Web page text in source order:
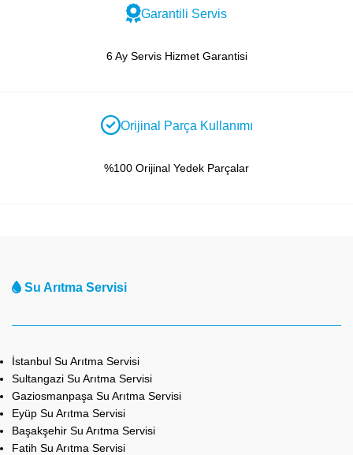
Garantili Servis
6 Ay Servis Hizmet Garantisi
Orijinal Parça Kullanımı
%100 Orijinal Yedek Parçalar
Su Arıtma Servisi
İstanbul Su Arıtma Servisi
Sultangazi Su Arıtma Servisi
Gaziosmanpaşa Su Arıtma Servisi
Eyüp Su Arıtma Servisi
Başakşehir Su Arıtma Servisi
Fatih Su Arıtma Servisi